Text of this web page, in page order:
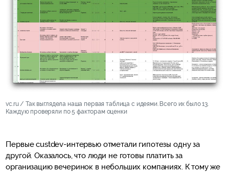
vc.ru / Так выглядела наша первая таблица с идеями. Всего их было 13.
Каждую проверяли по 5 факторам оценки
Первые custdev-интервью отметали гипотезы одну за
другой. Оказалось, что люди не готовы платить за
организацию вечеринок в небольших компаниях. К тому же